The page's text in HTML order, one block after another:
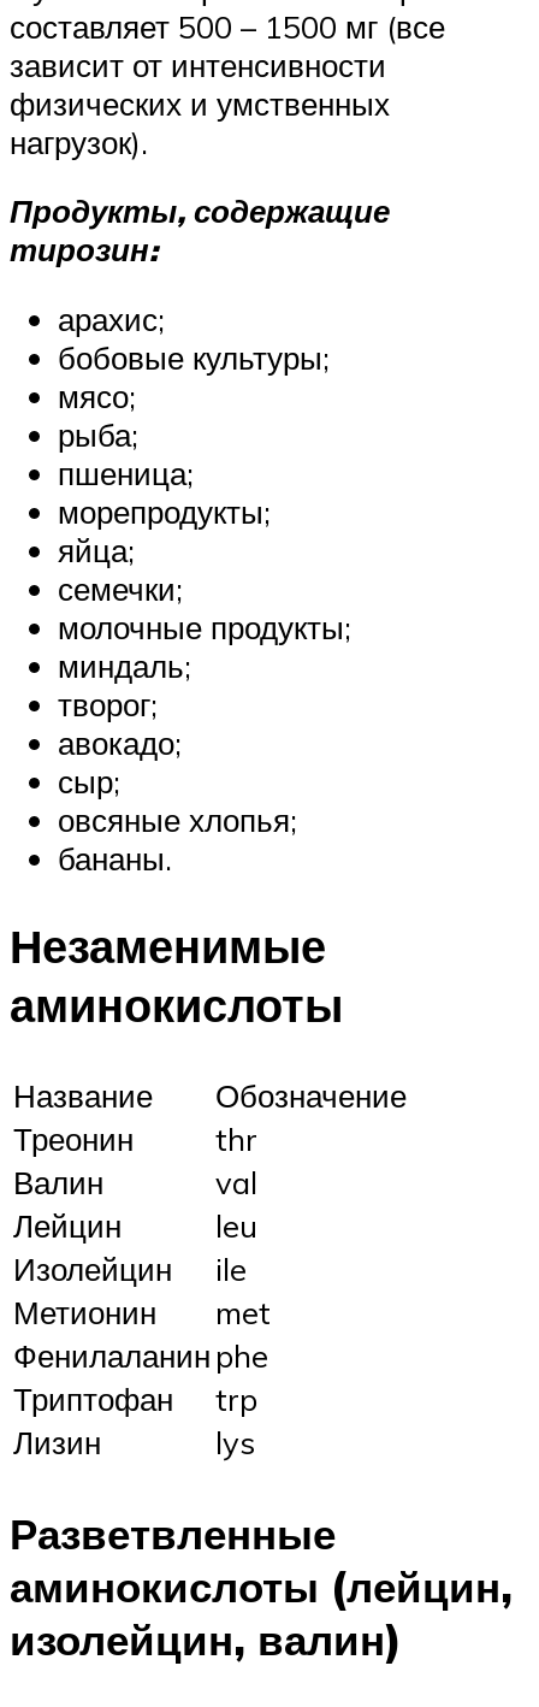
составляет 500 – 1500 мг (все
зависит от интенсивности
физических и умственных
нагрузок).
Продукты, содержащие
тирозин:
арахис;
бобовые культуры;
мясо;
рыба;
пшеница;
морепродукты;
яйца;
семечки;
молочные продукты;
миндаль;
творог;
авокадо;
сыр;
овсяные хлопья;
бананы.
Незаменимые
аминокислоты
Название
Обозначение
Треонин
thr
Валин
val
Лейцин
leu
Изолейцин
ile
Метионин
met
Фенилаланинphe
Триптофан
trp
Лизин
lys
Разветвленные
аминокислоты (лейцин,
изолейцин, валин)